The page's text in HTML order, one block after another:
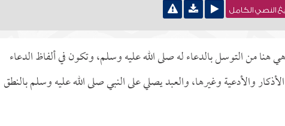
النصي الكامل
هنا من التوسل بالدعاء له صلى الله عليه وسلم، وتكون في ألفاظ الدعاء
والأدعية وغيرها، والعبد يصلي على النبي صلى الله عليه وسلم بالنطق